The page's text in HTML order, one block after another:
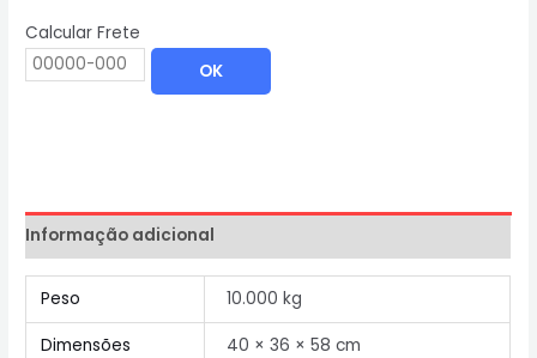
Calcular Frete
OK
Informação adicional
Peso 10.000 kg
Dimensões 40 × 36 × 58 cm